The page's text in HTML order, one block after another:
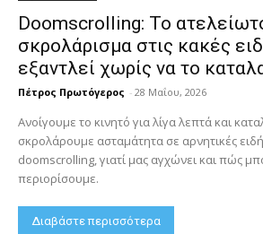
Doomscrolling: Το
σκρολάρισμα στις κακές
εξαντλεί χωρίς να το
Πέτρος Πρωτόγερος - 28 Μαΐου, 2026
Ανοίγουμε το κινητό για λίγα λεπτά και
σκρολάρουμε ασταμάτητα σε αρνητικές
doomscrolling, γιατί μας αγχώνει και πώς
περιορίσουμε.
Διαβάστε περισσότερα